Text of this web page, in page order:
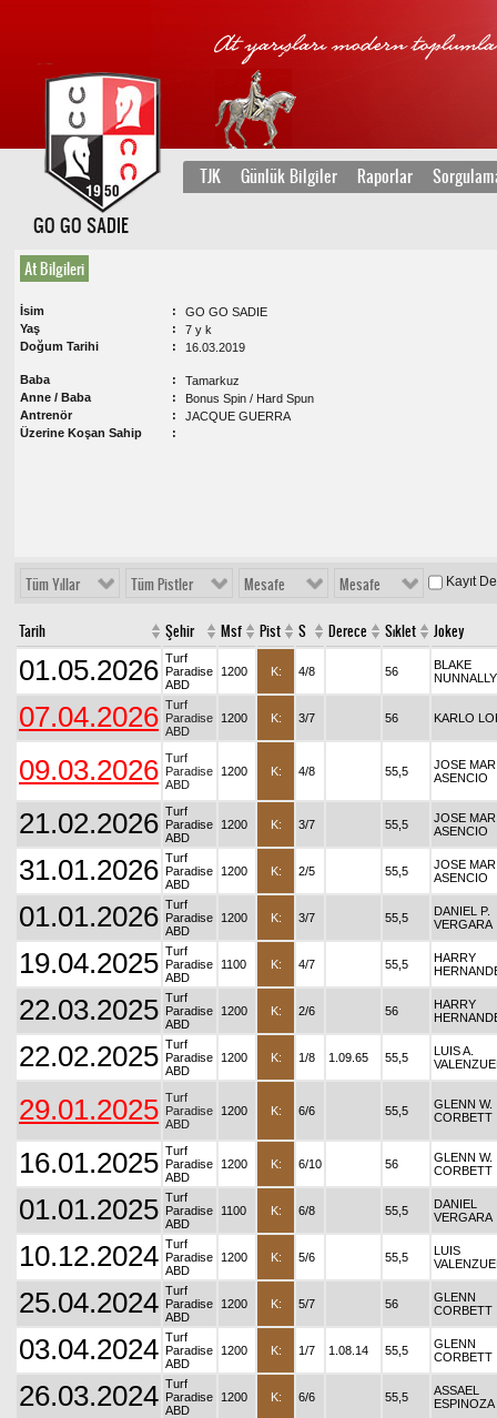
TJK Günlük Bilgiler Raporlar
GO GO SADIE
At Bilgileri
İsim
GO GO SADIE
Yaş
7 y k
Doğum Tarihi
16.03.2019
Baba
Tamarkuz
Anne / Baba
Bonus Spin / Hard Spun
Antrenör
JACQUE GUERRA
Üzerine Koşan Sahip
Tüm Yıllar Tüm Pistler Mesafe Mesafe Kayıt
Tarih Şehir Msf Pist S Derece Sıklet Jokey
01.05.2026 Turf
Paradise
ABD
1200 K: 4/8 56
BLAKE
NUNNALLY
07.04.2026 Turf
Paradise
ABD
1200 K: 3/7 56 KARLO
09.03.2026 Turf
Paradise
ABD
1200 K: 4/8 55,5
JOSE
ASENCIO
21.02.2026 Turf
Paradise
ABD
1200 K: 3/7 55,5
JOSE
ASENCIO
31.01.2026 Turf
Paradise
ABD
1200 K: 2/5 55,5
JOSE
ASENCIO
01.01.2026 Turf
Paradise
ABD
1200 K: 3/7 55,5
DANIEL P.
VERGARA
19.04.2025 Turf
Paradise
ABD
1100 K: 4/7 55,5
HARRY
22.03.2025 Turf
Paradise
ABD
1200 K: 2/6 56
HARRY
22.02.2025 Turf
Paradise
ABD
1200 K: 1/8 1.09.65 55,5
LUIS A.
29.01.2025 Turf
Paradise
ABD
1200 K: 6/6 55,5
GLENN W.
CORBETT
16.01.2025 Turf
Paradise
ABD
1200 K: 6/10 56
GLENN W.
CORBETT
01.01.2025 Turf
Paradise
ABD
1100 K: 6/8 55,5
DANIEL
VERGARA
10.12.2024 Turf
Paradise
ABD
1200 K: 5/6 55,5
LUIS
25.04.2024 Turf
Paradise
ABD
1200 K: 5/7 56
GLENN
CORBETT
03.04.2024 Turf
Paradise
ABD
1200 K: 1/7 1.08.14 55,5
GLENN
CORBETT
26.03.2024 Turf
Paradise
ABD
1200 K: 6/6 55,5
ASSAEL
ESPINOZA